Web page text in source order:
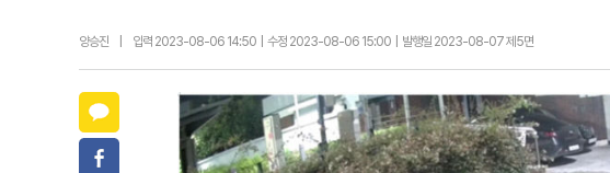
양승진 입력 2023-08-06 14:50 | 수정 2023-08-06 15:00 | 발행일 2023-08-07 제5면